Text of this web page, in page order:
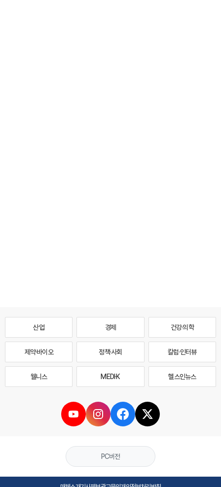
산업 경제 건강·의학
제약·바이오 정책·사회 칼럼·인터뷰
웰니스 MEDI·K 헬스인뉴스
PC버전